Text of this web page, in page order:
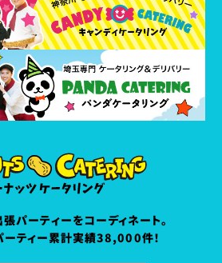
パーティーをコーディネート。
ーティー累計実績38,000件！